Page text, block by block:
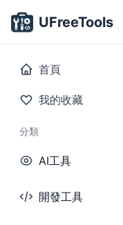
UFreeTools
首頁
我的收藏
分類
AI工具
開發工具